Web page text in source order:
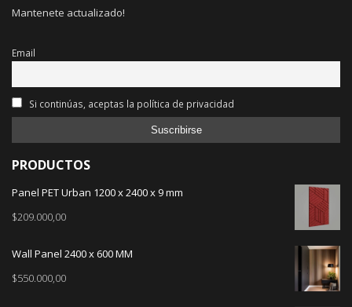
Mantenete actualizado!
Email
Si continúas, aceptas la política de privacidad
PRODUCTOS
Panel PET Urban 1200 x 2400 x 9 mm
$209.000,00
Wall Panel 2400 x 600 MM
$550.000,00